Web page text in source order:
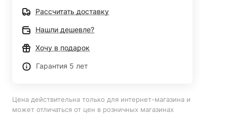
Рассчитать доставку
Нашли дешевле?
Хочу в подарок
Гарантия 5 лет
Цена действительна только для интернет-магазина и
может отличаться от цен в розничных магазинах